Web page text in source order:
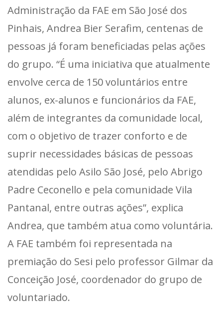
Administração da FAE em São José dos
Pinhais, Andrea Bier Serafim, centenas de
pessoas já foram beneficiadas pelas ações
do grupo. “É uma iniciativa que atualmente
envolve cerca de 150 voluntários entre
alunos, ex-alunos e funcionários da FAE,
além de integrantes da comunidade local,
com o objetivo de trazer conforto e de
suprir necessidades básicas de pessoas
atendidas pelo Asilo São José, pelo Abrigo
Padre Ceconello e pela comunidade Vila
Pantanal, entre outras ações”, explica
Andrea, que também atua como voluntária.
A FAE também foi representada na
premiação do Sesi pelo professor Gilmar da
Conceição José, coordenador do grupo de
voluntariado.